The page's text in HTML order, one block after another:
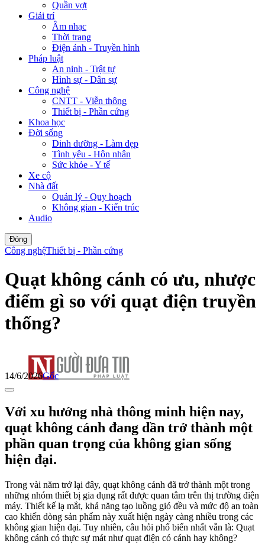
Quần vợt
Giải trí
Âm nhạc
Thời trang
Điện ảnh - Truyền hình
Pháp luật
An ninh - Trật tự
Hình sự - Dân sự
Công nghệ
CNTT - Viễn thông
Thiết bị - Phần cứng
Khoa học
Đời sống
Dinh dưỡng - Làm đẹp
Tình yêu - Hôn nhân
Sức khỏe - Y tế
Xe cộ
Nhà đất
Quản lý - Quy hoạch
Không gian - Kiến trúc
Audio
Đóng
Công nghệThiết bị - Phần cứng
Quạt không cánh có ưu, nhược
điểm gì so với quạt điện truyền
thống?
14/6/2026Gốc
Với xu hướng nhà thông minh hiện nay,
quạt không cánh đang dần trở thành một
phần quan trọng của không gian sống
hiện đại.
Trong vài năm trở lại đây, quạt không cánh đã trở thành một trong
những nhóm thiết bị gia dụng rất được quan tâm trên thị trường điện
máy. Thiết kế lạ mắt, khả năng tạo luồng gió đều và mức độ an toàn
cao khiến dòng sản phẩm này xuất hiện ngày càng nhiều trong các
không gian hiện đại. Tuy nhiên, câu hỏi phổ biến nhất vẫn là: Quạt
không cánh có thực sự mát như quạt điện có cánh hay không?